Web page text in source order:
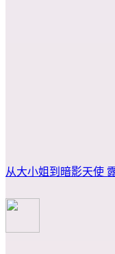
从大小姐到暗影天使